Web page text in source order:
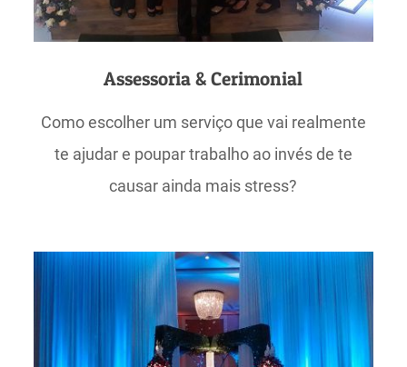
Assessoria & Cerimonial
Como escolher um serviço que vai realmente
te ajudar e poupar trabalho ao invés de te
causar ainda mais stress?